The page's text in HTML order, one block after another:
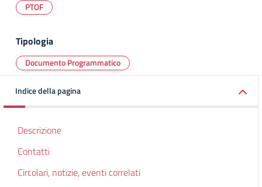
PTOF
Tipologia
Documento Programmatico
Indice della pagina
Descrizione
Contatti
Circolari, notizie, eventi correlati